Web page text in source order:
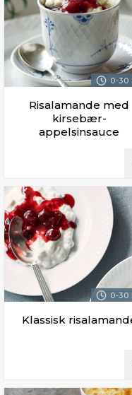
0-30
Risalamande med
kirsebær-
appelsinsauce
0-30
Klassisk